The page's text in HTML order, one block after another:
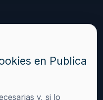
en Publica
y, si lo